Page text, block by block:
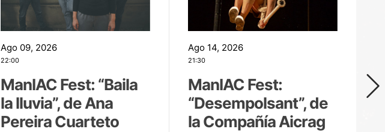
Ago 09, 2026
22:00
ManIAC Fest: “Baila
la lluvia”, de Ana
Pereira Cuarteto
Ago 14, 2026
21:30
ManIAC Fest:
“Desempolsant”, de
la Compañía Aicrag